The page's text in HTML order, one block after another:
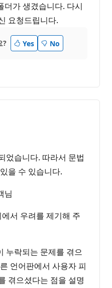
가 생겼습니다. 다시
요청드립니다.
? Yes No
었습니다. 따라서 문법
을 수 있습니다.
님
서 우려를 제기해 주
누락되는 문제를 겪으
언어판에서 사용자 피
겪으셨다는 점을 설명